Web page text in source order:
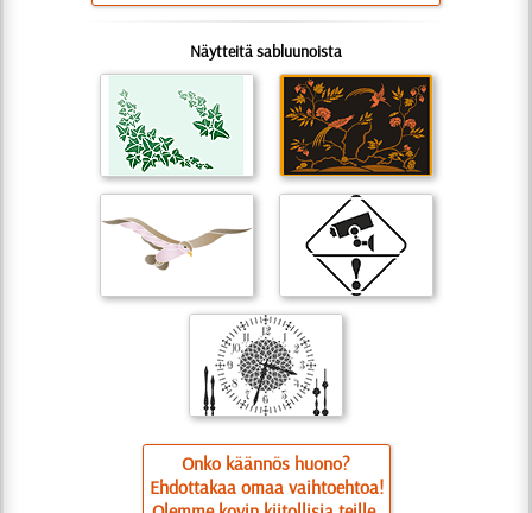
Näytteitä sabluunoista
Onko käännös huono?
Ehdottakaa omaa vaihtoehtoa!